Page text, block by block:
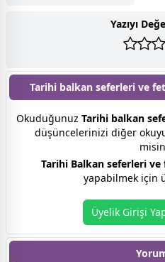
Yazıyı
Tarihi balkan seferleri ve
Okuduğunuz Tarihi balkan
düşüncelerinizi diğer
Tarihi Balkan seferleri
yapabilmek için
Üyelik Girişi